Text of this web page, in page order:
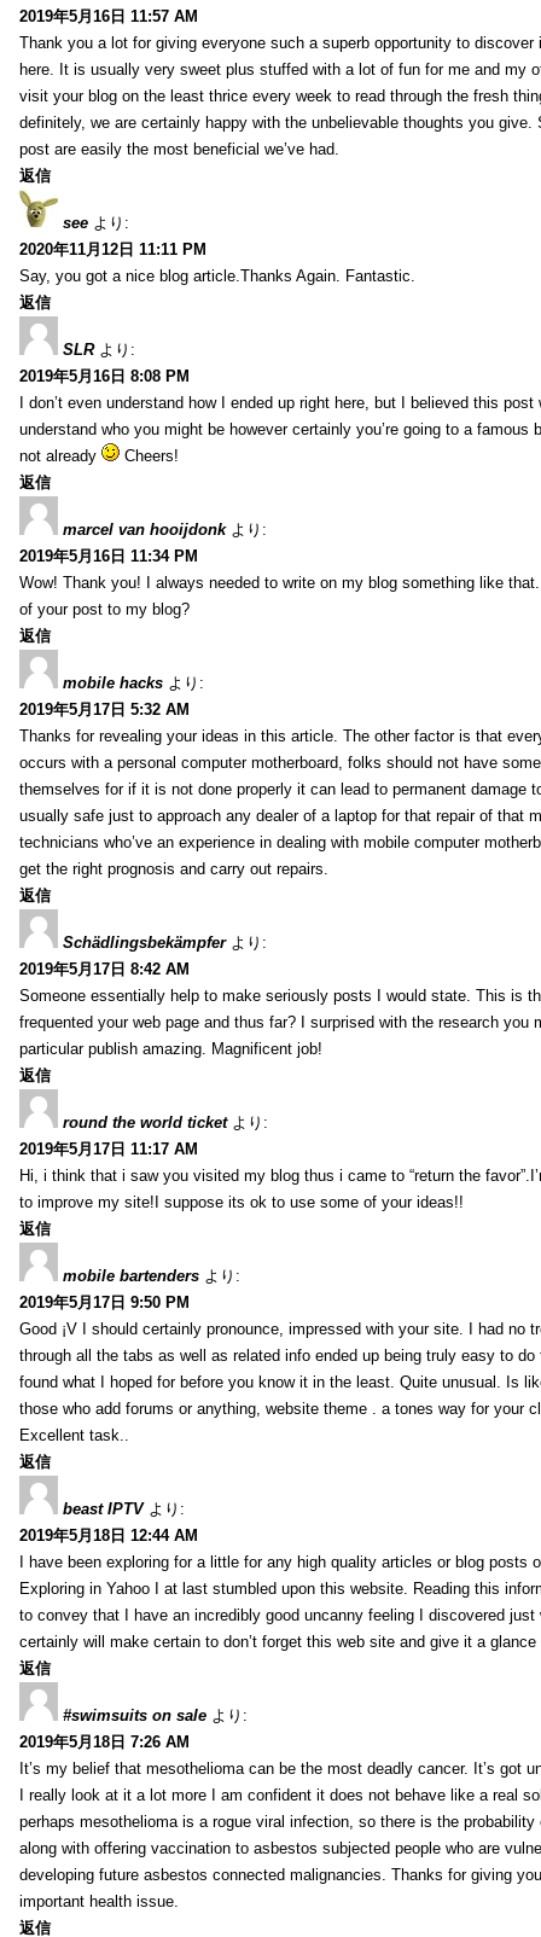
2019年5月16日 11:57 AM
Thank you a lot for giving everyone such a superb opportunity to discover
here. It is usually very sweet plus stuffed with a lot of fun for me and my
visit your blog on the least thrice every week to read through the fresh
definitely, we are certainly happy with the unbelievable thoughts you
post are easily the most beneficial we’ve had.
返信
see より:
2020年11月12日 11:11 PM
Say, you got a nice blog article.Thanks Again. Fantastic.
返信
SLR より:
2019年5月16日 8:08 PM
I don’t even understand how I ended up right here, but I believed this post
understand who you might be however certainly you’re going to a famous
not already
Cheers!
返信
marcel van hooijdonk より:
2019年5月16日 11:34 PM
Wow! Thank you! I always needed to write on my blog something like
of your post to my blog?
返信
mobile hacks より:
2019年5月17日 5:32 AM
Thanks for revealing your ideas in this article. The other factor is that
occurs with a personal computer motherboard, folks should not have
themselves for if it is not done properly it can lead to permanent damage
usually safe just to approach any dealer of a laptop for that repair of that
technicians who’ve an experience in dealing with mobile computer
get the right prognosis and carry out repairs.
返信
Schädlingsbekämpfer より:
2019年5月17日 8:42 AM
Someone essentially help to make seriously posts I would state. This is
frequented your web page and thus far? I surprised with the research you
particular publish amazing. Magnificent job!
返信
round the world ticket より:
2019年5月17日 11:17 AM
Hi, i think that i saw you visited my blog thus i came to “return the
to improve my site!I suppose its ok to use some of your ideas!!
返信
mobile bartenders より:
2019年5月17日 9:50 PM
Good ¡V I should certainly pronounce, impressed with your site. I had no
through all the tabs as well as related info ended up being truly easy to
found what I hoped for before you know it in the least. Quite unusual. Is
those who add forums or anything, website theme . a tones way for your
Excellent task..
返信
beast IPTV より:
2019年5月18日 12:44 AM
I have been exploring for a little for any high quality articles or blog posts
Exploring in Yahoo I at last stumbled upon this website. Reading this
to convey that I have an incredibly good uncanny feeling I discovered
certainly will make certain to don’t forget this web site and give it a
返信
#swimsuits on sale より:
2019年5月18日 7:26 AM
It’s my belief that mesothelioma can be the most deadly cancer. It’s got
I really look at it a lot more I am confident it does not behave like a real
perhaps mesothelioma is a rogue viral infection, so there is the
along with offering vaccination to asbestos subjected people who are
developing future asbestos connected malignancies. Thanks for giving
important health issue.
返信